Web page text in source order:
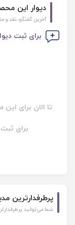
دیوار این
آخرین گفتگو، نقد و
برای ثبت
تا الان برای
برای
پرطرفدارترین
شما می‌توانید